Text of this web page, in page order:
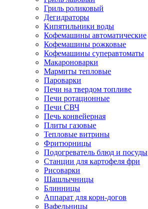
Гриль роликовый
Дегидраторы
Кипятильники воды
Кофемашины автоматические
Кофемашины рожковые
Кофемашины суперавтоматы
Макароноварки
Мармиты тепловые
Пароварки
Печи на твердом топливе
Печи ротационные
Печи СВЧ
Печь конвейерная
Плиты газовые
Тепловые витрины
Фритюрницы
Подогреватель блюд и посуды
Станции для картофеля фри
Рисоварки
Шашлычницы
Блинницы
Аппарат для корн-догов
Вафельницы